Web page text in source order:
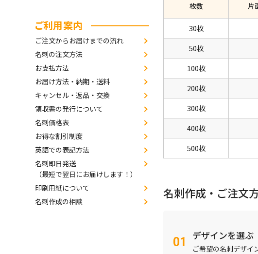
枚数 片
30枚
50枚
100枚
200枚
300枚
400枚
500枚
名刺作成・ご注文
デザインを選ぶ
ご希望の名刺デザイ
ご利用案内
ご注文からお届けまでの流れ
名刺の注文方法
お支払方法
お届け方法・納期・送料
キャンセル・返品・交換
領収書の発行について
名刺価格表
お得な割引制度
英語での表記方法
名刺即日発送
（最短で翌日にお届けします！）
印刷用紙について
名刺作成の相談